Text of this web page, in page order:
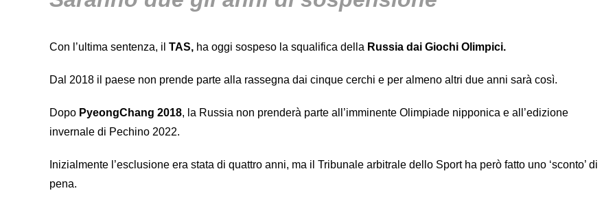
Con l’ultima sentenza, il TAS, ha oggi sospeso la squalifica della Russia dai Giochi Olimpici.
Dal 2018 il paese non prende parte alla rassegna dai cinque cerchi e per almeno altri due anni sarà così.
Dopo PyeongChang 2018, la Russia non prenderà parte all’imminente Olimpiade nipponica e all’edizione
invernale di Pechino 2022.
Inizialmente l’esclusione era stata di quattro anni, ma il Tribunale arbitrale dello Sport ha però fatto uno ‘sconto’ di
pena.